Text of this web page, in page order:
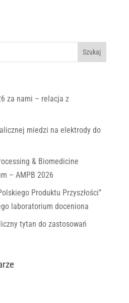
za nami – relacja z
miedzi na elektrody do
& Biomedicine
– AMPB 2026
Produktu Przyszłości”
laboratorium doceniona
tytan do zastosowań